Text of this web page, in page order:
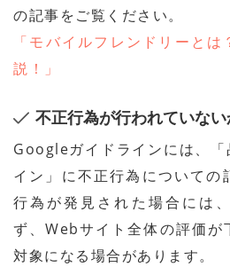
の記事をご覧ください。
「モバイルフレンドリーと
説！」
不正行為が行われていな
Googleガイドラインには、「
イン」に不正行為についての
行為が発見された場合には
ず、Webサイト全体の評価が
対象になる場合があります。